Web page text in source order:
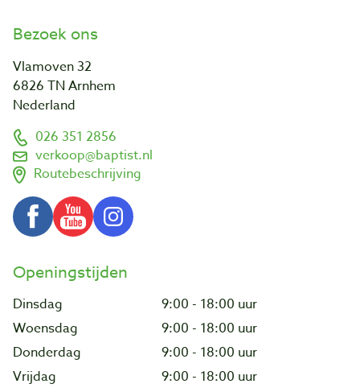
Bezoek ons
Vlamoven 32
6826 TN Arnhem
Nederland
026 351 2856
verkoop@baptist.nl
Routebeschrijving
Openingstijden
Dinsdag
9:00 - 18:00 uur
Woensdag
9:00 - 18:00 uur
Donderdag
9:00 - 18:00 uur
Vrijdag
9:00 - 18:00 uur